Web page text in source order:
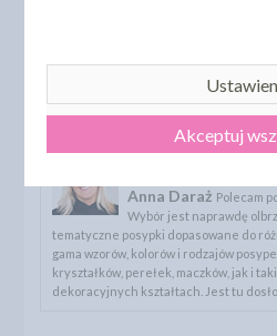
Posypki cukrowe
Anna Daraż Polecam
Wybór jest naprawdę
tematyczne posypki dopasowane do
gama wzorów, kolorów i rodzajów
kryształków, perełek, maczków, jak i
dekoracyjnych kształtach. Jest tu
Akceptuj